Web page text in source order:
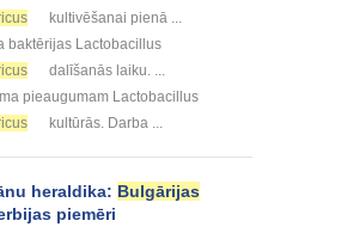
kultivēšanai pienā ...
baktērijas Lactobacillus
dalīšanās laiku. ...
pieaugumam Lactobacillus
kultūrās. Darba ...
heraldika: Bulgārijas
piemēri